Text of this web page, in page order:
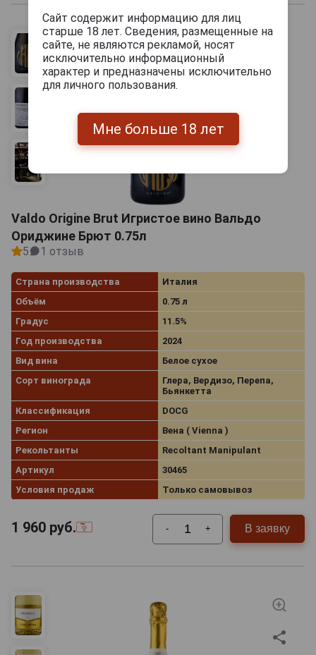
Valdo Origine Brut Игристое вино Вальдо
Ориджине Брют 0.75л
5 1 отзыв
Страна производства
Италия
Объём
0.75 л
Градус
11.5%
Год производства
2024
Вид вина
Белое сухое
Сорт винограда
Глера, Вердизо, Перепа,
Бьянкетта
Классификация
DOCG
Регион
Вена ( Vienna )
Рекольтанты
Recoltant Manipulant
Артикул
30465
Условия продаж
Только самовывоз
1 960 руб. - + В заявку
Сайт содержит информацию для лиц
старше 18 лет. Сведения, размещенные на
сайте, не являются рекламой, носят
исключительно информационный
характер и предназначены исключительно
для личного пользования.
Мне больше 18 лет